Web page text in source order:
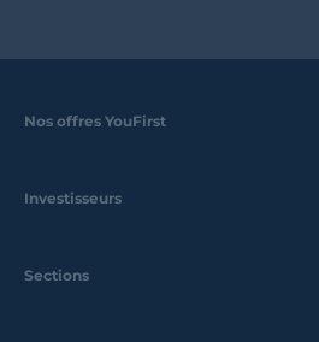
Nos offres YouFirst
Investisseurs
Sections